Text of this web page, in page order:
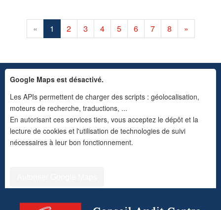
« 1 2 3 4 5 6 7 8 »
Google Maps est désactivé.
Les APIs permettent de charger des scripts : géolocalisation,
moteurs de recherche, traductions, ...
En autorisant ces services tiers, vous acceptez le dépôt et la
lecture de cookies et l'utilisation de technologies de suivi
nécessaires à leur bon fonctionnement.